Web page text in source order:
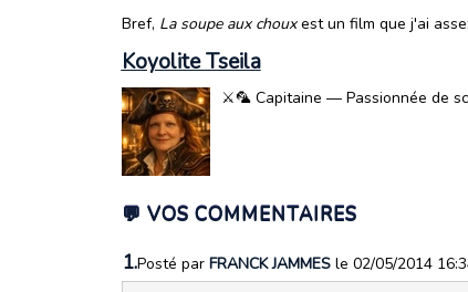
Bref, La soupe aux chouxest un film que j'ai
Koyolite Tseila
⚔️🦜 Capitaine — Passionnée de
💬 VOS COMMENTAIRES
1.Posté par FRANCK JAMMES le 02/05/2014